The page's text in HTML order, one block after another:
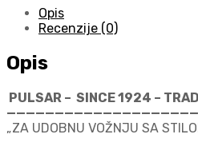
Opis
Recenzije (0)
Opis
PULSAR – SINCE 1924 –
„ZA UDOBNU VOŽNJU SA